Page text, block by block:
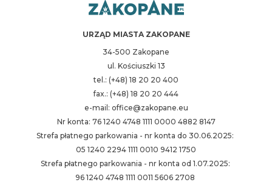
URZĄD MIASTA ZAKOPANE
34-500 Zakopane
ul. Kościuszki 13
tel.: (+48) 18 20 20 400
fax.: (+48) 18 20 20 444
e-mail: office@zakopane.eu
Nr konta: 76 1240 4748 1111 0000 4882 8147
Strefa płatnego parkowania - nr konta do 30.06.2025:
05 1240 2294 1111 0010 9412 1750
Strefa płatnego parkowania - nr konta od 1.07.2025:
96 1240 4748 1111 0011 5606 2708